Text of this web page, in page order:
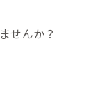
せんか？